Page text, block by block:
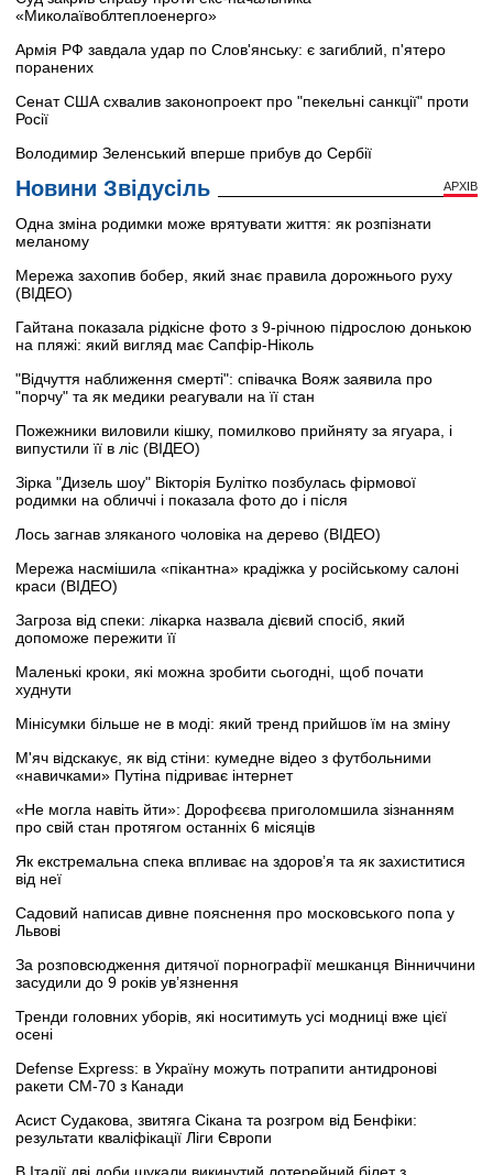
«Миколаївоблтеплоенерго»
Армія РФ завдала удар по Слов'янську: є загиблий, п'ятеро
поранених
Сенат США схвалив законопроект про "пекельні санкції" проти
Росії
Володимир Зеленський вперше прибув до Сербії
Новини Звідусіль АРХІВ
Одна зміна родимки може врятувати життя: як розпізнати
меланому
Мережа захопив бобер, який знає правила дорожнього руху
(ВІДЕО)
Гайтана показала рідкісне фото з 9-річною підрослою донькою
на пляжі: який вигляд має Сапфір-Ніколь
"Відчуття наближення смерті": співачка Вояж заявила про
"порчу" та як медики реагували на її стан
Пожежники виловили кішку, помилково прийняту за ягуара, і
випустили її в ліс (ВІДЕО)
Зірка "Дизель шоу" Вікторія Булітко позбулась фірмової
родимки на обличчі і показала фото до і після
Лось загнав зляканого чоловіка на дерево (ВІДЕО)
Мережа насмішила «пікантна» крадіжка у російському салоні
краси (ВІДЕО)
Загроза від спеки: лікарка назвала дієвий спосіб, який
допоможе пережити її
Маленькі кроки, які можна зробити сьогодні, щоб почати
худнути
Мінісумки більше не в моді: який тренд прийшов їм на зміну
М'яч відскакує, як від стіни: кумедне відео з футбольними
«навичками» Путіна підриває інтернет
«Не могла навіть йти»: Дорофєєва приголомшила зізнанням
про свій стан протягом останніх 6 місяців
Як екстремальна спека впливає на здоров’я та як захиститися
від неї
Садовий написав дивне пояснення про московського попа у
Львові
За розповсюдження дитячої порнографії мешканця Вінниччини
засудили до 9 років ув’язнення
Тренди головних уборів, які носитимуть усі модниці вже цієї
осені
Defense Express: в Україну можуть потрапити антидронові
ракети CM-70 з Канади
Асист Судакова, звитяга Сікана та розгром від Бенфіки:
результати кваліфікації Ліги Європи